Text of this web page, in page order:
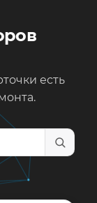
есть